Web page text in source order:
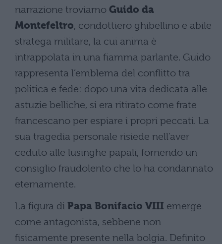
narrazione troviamo Guido da
Montefeltro, condottiero ghibellino e abile
stratega militare, la cui anima è
intrappolata in una fiamma parlante. Guido
rappresenta l’emblema del conflitto tra
politica e fede: dopo una vita dedicata alle
astuzie belliche, si era ritirato come frate
francescano per espiare i propri peccati. La
sua tragedia personale risiede nell’aver
ceduto alle lusinghe papali, fornendo un
consiglio fraudolento che lo ha condannato
eternamente.
La figura di Papa Bonifacio VIII emerge
come antagonista, sebbene non
fisicamente presente nella bolgia. Definito